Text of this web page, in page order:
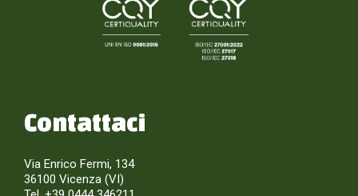
Contattaci
Via Enrico Fermi, 134
36100 Vicenza (VI)